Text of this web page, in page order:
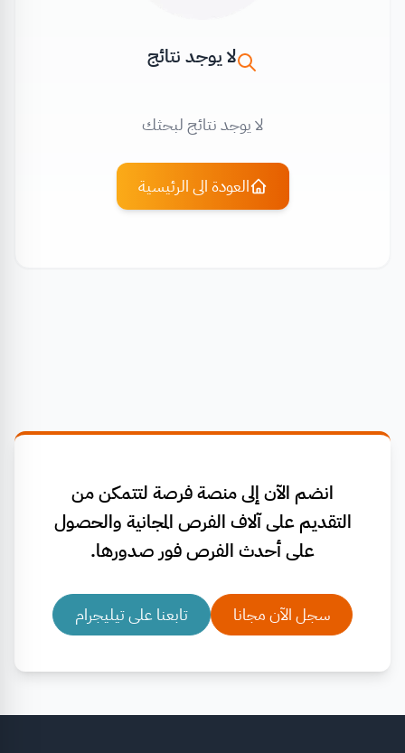
لا يوجد نتائج
لا يوجد نتائج لبحثك
العودة الى الرئيسية
انضم الآن إلى منصة فرصة لتتمكن من
التقديم على آلاف الفرص المجانية والحصول
على أحدث الفرص فور صدورها.
سجل الآن مجانا تابعنا على تيليجرام